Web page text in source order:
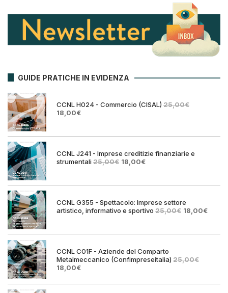
GUIDE PRATICHE IN EVIDENZA
CCNL H024 - Commercio (CISAL) 25,00€
Il
era:
18,00€Il
è:
CCNL J241 - Imprese creditizie finanziarie e
strumentali25,00€ Il
era:
18,00€Il
è:
CCNL G355 - Spettacolo: Imprese settore
artistico, informativo e sportivo 25,00€ Il
era:
18,00€Il
è:
CCNL C01F - Aziende del Comparto
Metalmeccanico (Confimpreseitalia) 25,00€
Il
originale
18,00€Il
attuale